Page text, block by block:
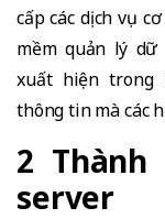
cấp các dịch vụ
mềm quản lý dữ
xuất hiện trong
thông tin mà các
2 Thành
server